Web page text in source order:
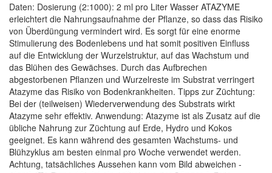
Daten: Dosierung (2:1000): 2 ml pro Liter Wasser ATAZYME
erleichtert die Nahrungsaufnahme der Pflanze, so dass das Risiko
von Überdüngung vermindert wird. Es sorgt für eine enorme
Stimulierung des Bodenlebens und hat somit positiven Einfluss
auf die Entwicklung der Wurzelstruktur, auf das Wachstum und
das Blühen des Gewächses. Durch das Aufbrechen
abgestorbenen Pflanzen und Wurzelreste im Substrat verringert
Atazyme das Risiko von Bodenkrankheiten. Tipps zur Züchtung:
Bei der (teilweisen) Wiederverwendung des Substrats wirkt
Atazyme sehr effektiv. Anwendung: Atazyme ist als Zusatz auf die
übliche Nahrung zur Züchtung auf Erde, Hydro und Kokos
geeignet. Es kann während des gesamten Wachstums- und
Blühzyklus am besten einmal pro Woche verwendet werden.
Achtung, tatsächliches Aussehen kann vom Bild abweichen -